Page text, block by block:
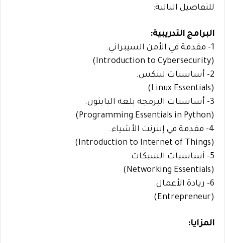
للتفاصيل التالية:
البرامج التدريبية:
1- مقدمة في الأمن السيبراني.
(Introduction to Cybersecurity)
2- أساسيات لينكس.
(Linux Essentials)
3- أساسيات البرمجة بلغة البايثون.
(Programming Essentials in Python)
4- مقدمة في إنترنت الأشياء.
(Introduction to Internet of Things)
5- أساسيات الشبكات.
(Networking Essentials)
6- ريادة الأعمال.
(Entrepreneur)
المزايا: